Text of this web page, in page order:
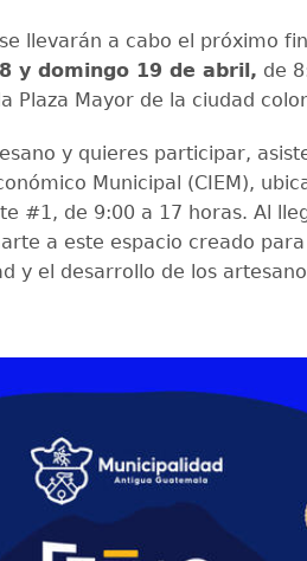
llevarán a cabo el próximo
y domingo 19 de abril, de
Plaza Mayor de la ciudad
y quieres participar,
Municipal (CIEM),
#1, de 9:00 a 17 horas. Al
a este espacio creado
y el desarrollo de los